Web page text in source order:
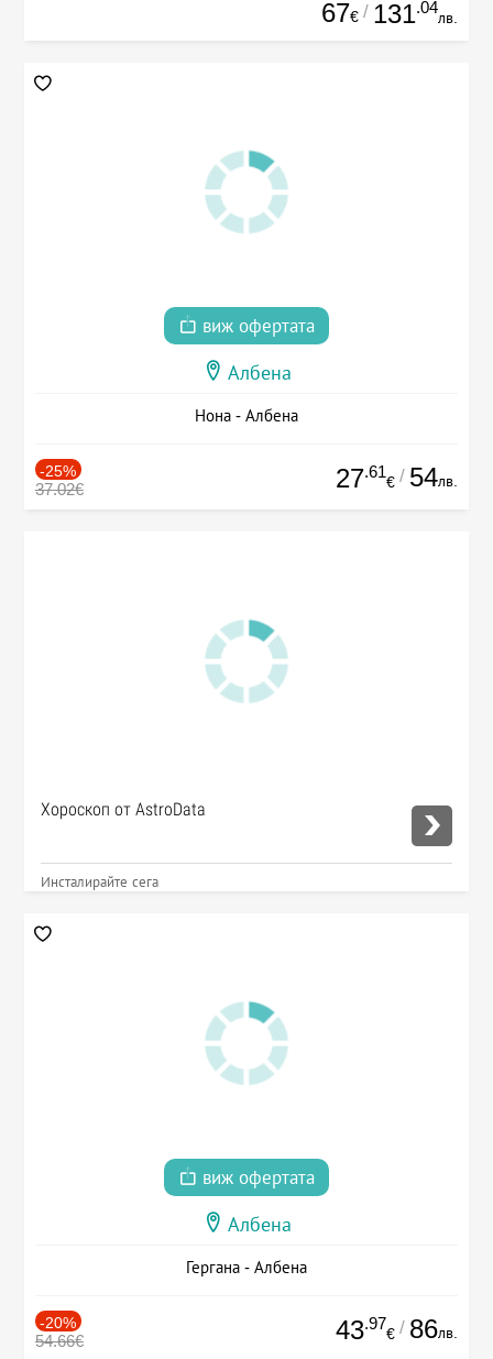
67€ / 131.04
лв.
виж офертата
Албена
Нона - Албена
-25%
37.02€ 27.61
€ / 54лв.
Хороскоп от AstroData
Инсталирайте сега
виж офертата
Албена
Гергана - Албена
-20%
54.66€ 43.97
€ / 86лв.